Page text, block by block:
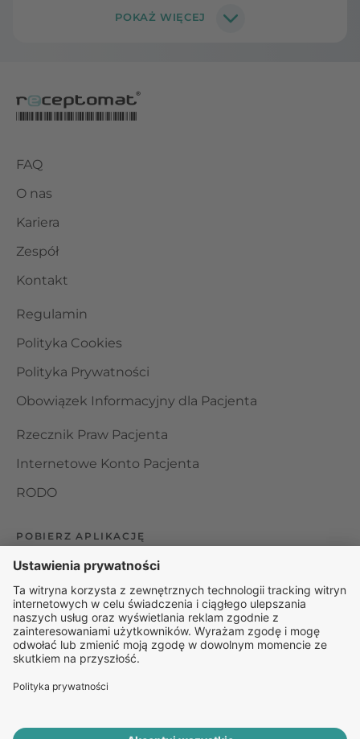
FAQ
O nas
Kariera
Zespół
Kontakt
Regulamin
Polityka Cookies
Polityka Prywatności
Obowiązek Informacyjny dla Pacjenta
Rzecznik Praw Pacjenta
Internetowe Konto Pacjenta
RODO
POBIERZ APLIKACJĘ
Organizator udzielania świadczeń telemedycznych jest
podmiotem leczniczym w rozumieniu ustawy z dnia 15
kwietnia 2011 roku o działalności leczniczej, wpisanym do
rejestru podmiotów wykonujących działalność leczniczą pod
numerem: 000000229172.